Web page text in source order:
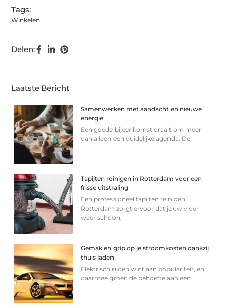
Tags:
Winkelen
Delen:
Laatste Bericht
Samenwerken met aandacht en nieuwe
energie
Een goede bijeenkomst draait om meer
dan alleen een duidelijke agenda. De
Tapijten reinigen in Rotterdam voor een
frisse uitstraling
Een professioneel tapijten reinigen
Rotterdam zorgt ervoor dat jouw vloer
weer schoon,
Gemak en grip op je stroomkosten dankzij
thuis laden
Elektrisch rijden wint aan populariteit, en
daarmee groeit de behoefte aan een